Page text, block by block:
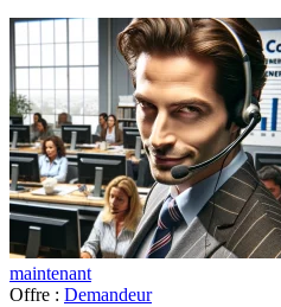
maintenant
Offre : Demandeur